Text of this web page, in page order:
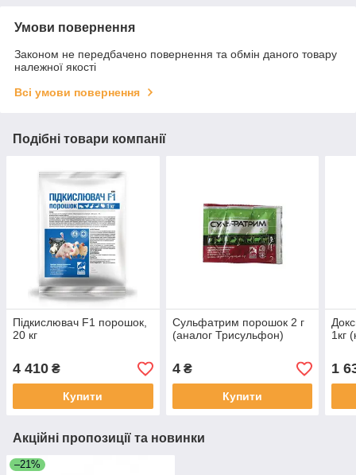
Умови повернення
Законом не передбачено повернення та обмін даного товару
належної якості
Всі умови повернення
Подібні товари компанії
Підкислювач F1 порошок,
20 кг
4 410 ₴
Купити
Сульфатрим порошок 2 г
(аналог Трисульфон)
4₴
Купити
1кг
1
Акційні пропозиції та новинки
–21%